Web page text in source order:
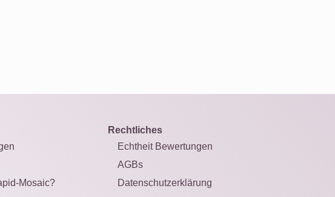
Mosaic?
Rechtliches
Echtheit Bewertungen
AGBs
Datenschutzerklärung